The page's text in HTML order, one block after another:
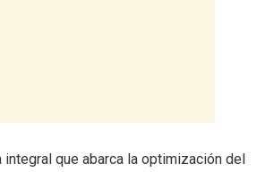
integral que abarca la optimización del